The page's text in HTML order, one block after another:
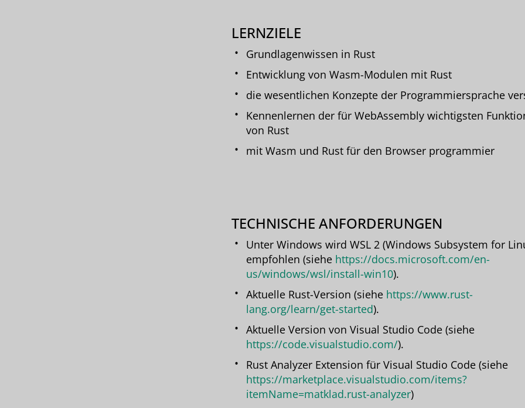
LERNZIELE
Grundlagenwissen in Rust
Entwicklung von Wasm-Modulen mit Rust
die wesentlichen Konzepte der Programmiersprache
Kennenlernen der für WebAssembly wichtigsten
von Rust
mit Wasm und Rust für den Browser programmier
TECHNISCHE ANFORDERUNGEN
Unter Windows wird WSL 2 (Windows Subsystem for
empfohlen (siehe https://docs.microsoft.com/en-
us/windows/wsl/install-win10).
Aktuelle Rust-Version (siehe https://www.rust-
lang.org/learn/get-started).
Aktuelle Version von Visual Studio Code (siehe
https://code.visualstudio.com/).
Rust Analyzer Extension für Visual Studio Code (siehe
https://marketplace.visualstudio.com/items?
itemName=matklad.rust-analyzer)